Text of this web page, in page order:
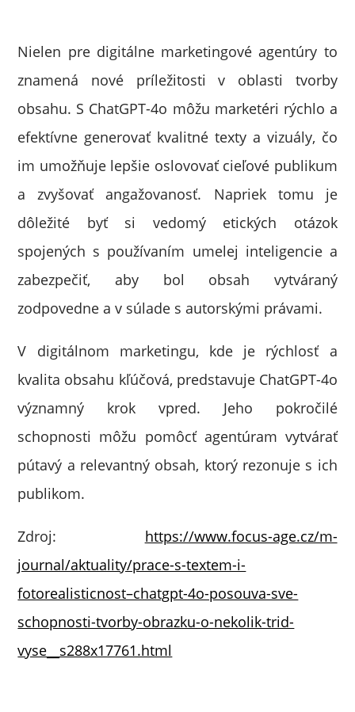
Nielen pre digitálne marketingové agentúry to
znamená nové príležitosti v oblasti tvorby
obsahu. S ChatGPT-4o môžu marketéri rýchlo a
efektívne generovať kvalitné texty a vizuály, čo
im umožňuje lepšie oslovovať cieľové publikum
a zvyšovať angažovanosť. Napriek tomu je
dôležité byť si vedomý etických otázok
spojených s používaním umelej inteligencie a
zabezpečiť, aby bol obsah vytváraný
zodpovedne a v súlade s autorskými právami.
V digitálnom marketingu, kde je rýchlosť a
kvalita obsahu kľúčová, predstavuje ChatGPT-4o
významný krok vpred. Jeho pokročilé
schopnosti môžu pomôcť agentúram vytvárať
pútavý a relevantný obsah, ktorý rezonuje s ich
publikom.
Zdroj: https://www.focus-age.cz/m-
journal/aktuality/prace-s-textem-i-
fotorealisticnost–chatgpt-4o-posouva-sve-
schopnosti-tvorby-obrazku-o-nekolik-trid-
vyse__s288x17761.html